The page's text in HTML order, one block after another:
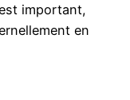
important,
en